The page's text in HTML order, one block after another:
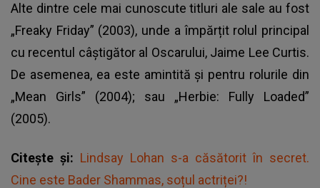
Alte dintre cele mai cunoscute titluri ale sale au fost
„Freaky Friday” (2003), unde a împărțit rolul principal
cu recentul câștigător al Oscarului, Jaime Lee Curtis.
De asemenea, ea este amintită și pentru rolurile din
„Mean Girls” (2004); sau „Herbie: Fully Loaded”
(2005).
Citește și: Lindsay Lohan s-a căsătorit în secret.
Cine este Bader Shammas, soțul actriței?!